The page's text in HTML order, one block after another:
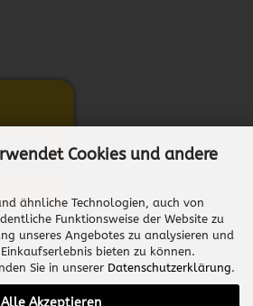
Cookies und andere
ähnliche Technologien, auch von
Funktionsweise der Website zu
unseres Angebotes zu analysieren und
bieten zu können.
Sie in unserer Datenschutzerklärung.
Alle Akzeptieren